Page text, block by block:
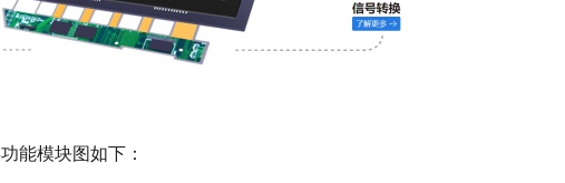
能模块图如下：